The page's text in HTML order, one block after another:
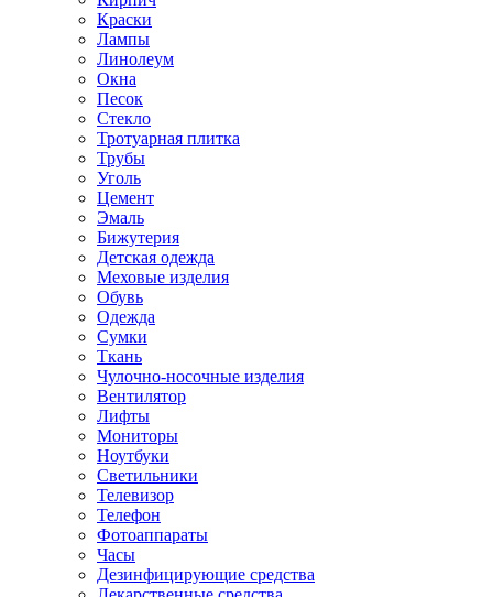
Краски
Лампы
Линолеум
Окна
Песок
Стекло
Тротуарная плитка
Трубы
Уголь
Цемент
Эмаль
Бижутерия
Детская одежда
Меховые изделия
Обувь
Одежда
Сумки
Ткань
Чулочно-носочные изделия
Вентилятор
Лифты
Мониторы
Ноутбуки
Светильники
Телевизор
Телефон
Фотоаппараты
Часы
Дезинфицирующие средства